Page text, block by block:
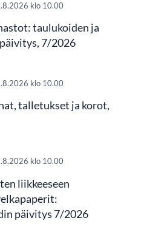
klo 10.00
taulukoiden ja
7/2026
klo 10.00
talletukset ja korot,
klo 10.00
liikkeeseen
päivitys 7/2026